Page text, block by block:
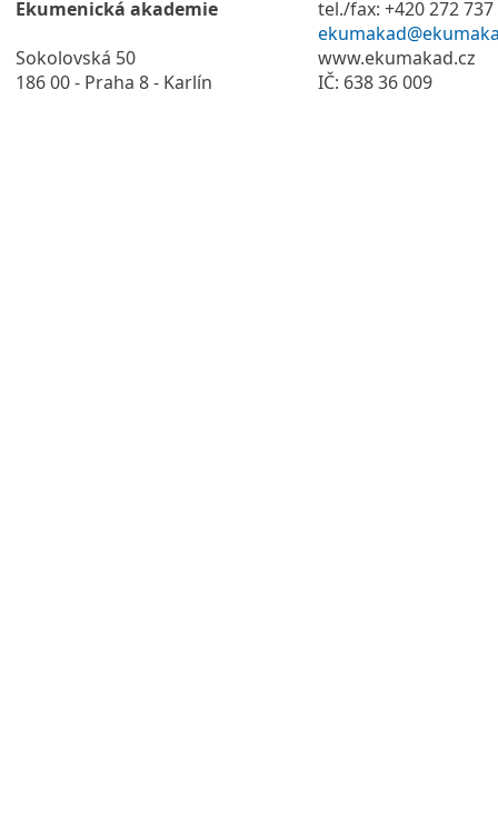
Ekumenická akademie
Sokolovská 50
186 00 - Praha 8 - Karlín
tel./fax: +420 272 737
www.ekumakad.cz
IČ: 638 36 009